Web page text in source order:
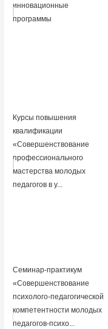
инновационные
программы
Курсы повышения
квалификации
«Совершенствование
профессионального
мастерства молодых
педагогов в у...
Семинар-практикум
«Совершенствование
психолого-педагогической
компетентности молодых
педагогов-психо...